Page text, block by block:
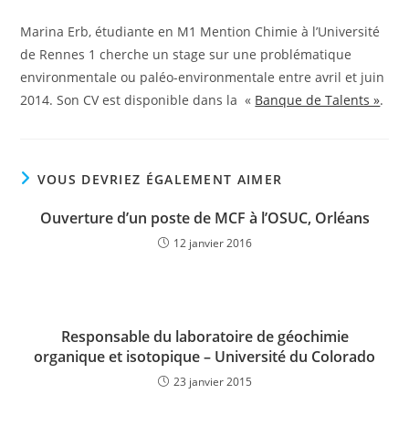
Marina Erb, étudiante en M1 Mention Chimie à l’Université
de Rennes 1 cherche un stage sur une problématique
environmentale ou paléo-environmentale entre avril et juin
2014. Son CV est disponible dans la « Banque de Talents ».
VOUS DEVRIEZ ÉGALEMENT AIMER
Ouverture d’un poste de MCF à l’OSUC, Orléans
12 janvier 2016
Responsable du laboratoire de géochimie
organique et isotopique – Université du Colorado
23 janvier 2015